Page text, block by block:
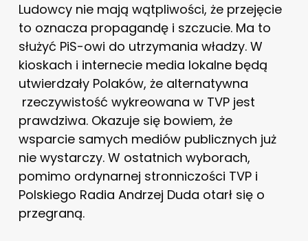
Ludowcy nie mają wątpliwości, że przejęcie
to oznacza propagandę i szczucie. Ma to
służyć PiS-owi do utrzymania władzy. W
kioskach i internecie media lokalne będą
utwierdzały Polaków, że alternatywna
rzeczywistość wykreowana w TVP jest
prawdziwa. Okazuje się bowiem, że
wsparcie samych mediów publicznych już
nie wystarczy. W ostatnich wyborach,
pomimo ordynarnej stronniczości TVP i
Polskiego Radia Andrzej Duda otarł się o
przegraną.